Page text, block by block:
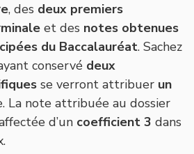
, des deux premiers
et des notes obtenues
du Baccalauréat. Sachez
conservé deux
se verront attribuer un
La note attribuée au dossier
d’un coefficient 3 dans